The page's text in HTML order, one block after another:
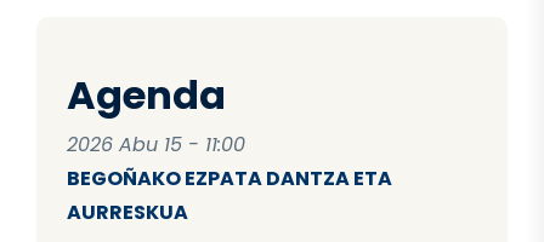
Agenda
2026 Abu 15 - 11:00
BEGOÑAKO EZPATA DANTZA ETA
AURRESKUA